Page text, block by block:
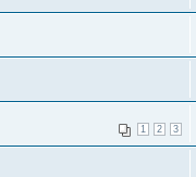
1 2 3